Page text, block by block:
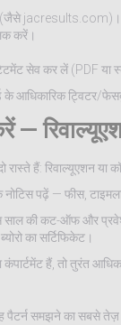
(जैसे jacresults.com)।
करें।
सेव कर लें (PDF या
के आधिकारिक
—
हैं: रिवाल्यूएशन या
नोटिस पढ़ें — फीस,
की कट-ऑफ और प्रवेश
का सर्टिफिकेट।
कंपार्टमेंट हैं, तो तुरंत
समझने का सबसे तेज़